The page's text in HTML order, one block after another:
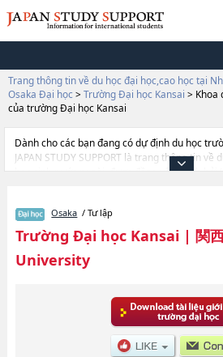
Trang thông tin về du học đại học,cao học tại
Osaka Đại học > Trường Đại học Kansai > Khoa
của trường Đại học Kansai
Dành cho các bạn đang có dự định du học
JAPAN STUDY SUPPORT là trang thông tin
học sinh nước ngoài, được đồng vận hành bởi
KansaihoặcNgành LettershoặcNgành
EconomicshoặcNgành Business and
SociologyhoặcNgành Policy
beinghoặcNgành InformaticshoặcNgành
and Bioengineering của Trường Đại học
về từng ngành học, nên nếu bạn đang tìm
tới Trường Đại học Kansai thì hãy sử dụng
cả thông tin của khoảng 1.300 trường đại học,
Osaka / Tư lập
Trường Đại học Kansai| 関
University